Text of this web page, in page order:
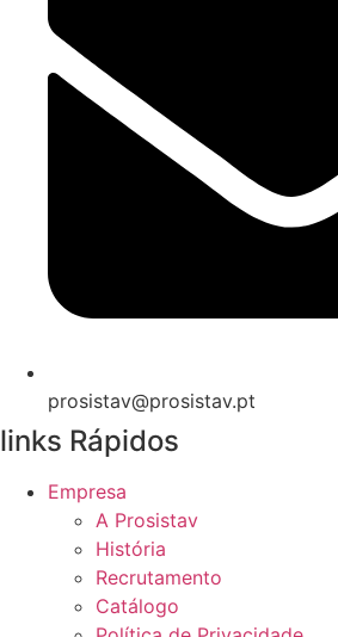
prosistav@prosistav.pt
links Rápidos
Empresa
A Prosistav
História
Recrutamento
Catálogo